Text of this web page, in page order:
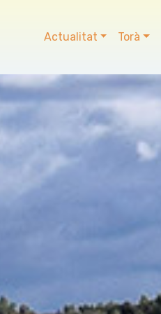
Actualitat Torà